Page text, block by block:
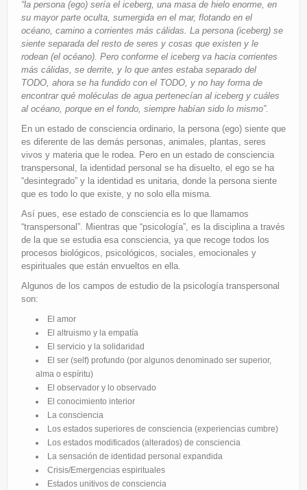
“la persona (ego) sería el iceberg, una masa de hielo enorme, en
su mayor parte oculta, sumergida en el mar, flotando en el
océano, camino a corrientes más cálidas. La persona (iceberg) se
siente separada del resto de seres y cosas que existen y le
rodean (el océano). Pero conforme el iceberg va hacia corrientes
más cálidas, se derrite, y lo que antes estaba separado del
TODO, ahora se ha fundido con el TODO, y no hay forma de
encontrar qué moléculas de agua pertenecían al iceberg y cuáles
al océano, porque en el fondo, siempre habían sido lo mismo”.
En un estado de consciencia ordinario, la persona (ego) siente que
es diferente de las demás personas, animales, plantas, seres
vivos y materia que le rodea. Pero en un estado de consciencia
transpersonal, la identidad personal se ha disuelto, el ego se ha
“desintegrado” y la identidad es unitaria, donde la persona siente
que es todo lo que existe, y no solo ella misma.
Así pues, ese estado de consciencia es lo que llamamos
“transpersonal”. Mientras que “psicología”, es la disciplina a través
de la que se estudia esa consciencia, ya que recoge todos los
procesos biológicos, psicológicos, sociales, emocionales y
espirituales que están envueltos en ella.
Algunos de los campos de estudio de la psicología transpersonal
son:
El amor
El altruismo y la empatía
El servicio y la solidaridad
El ser (self) profundo (por algunos denominado ser superior,
alma o espíritu)
El observador y lo observado
El conocimiento interior
La consciencia
Los estados superiores de consciencia (experiencias cumbre)
Los estados modificados (alterados) de consciencia
La sensación de identidad personal expandida
Crisis/Emergencias espirituales
Estados unitivos de consciencia